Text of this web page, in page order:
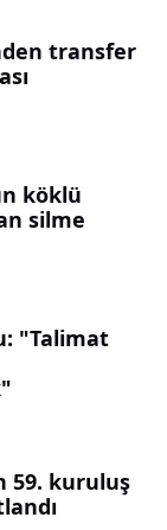
transfer
köklü
silme
"Talimat
59. kuruluş